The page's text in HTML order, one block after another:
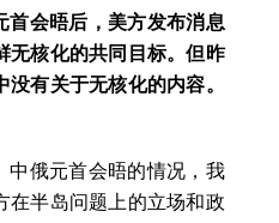
首会晤后，美方发布消息
无核化的共同目标。但昨
有关于无核化的内容。
中俄元首会晤的情况，我
在半岛问题上的立场和政